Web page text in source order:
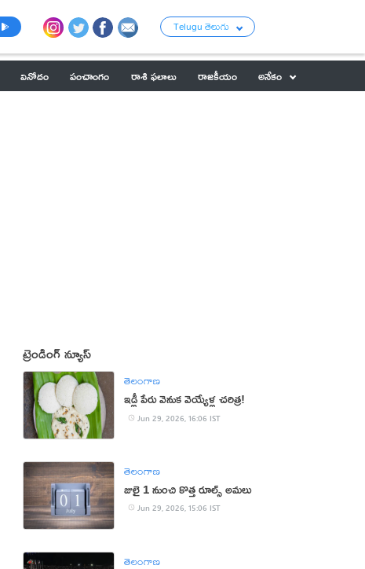
Telugu తెలుగు
వినోదం పంచాంగం రాశి ఫలాలు రాజకీయం
అనేకం
ట్రెండింగ్ న్యూస్
తెలంగాణ
ఇడ్లీ పేరు వెనుక వెయ్యేళ్ల చరిత్ర!
Jun 29, 2026, 16:06 IST
తెలంగాణ
జులై 1 నుంచి కొత్త రూల్స్ అమలు
Jun 29, 2026, 15:06 IST
తెలంగాణ